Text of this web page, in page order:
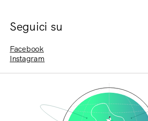
Seguici su
Facebook
Instagram